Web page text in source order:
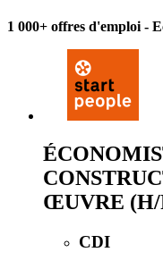
1 000+ offres d'emploi -
ŒUVRE (H/
CDI